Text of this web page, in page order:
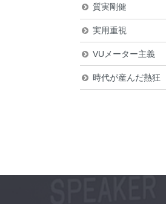
質実剛健
実用重視
VUメーター主義
時代が産んだ熱狂